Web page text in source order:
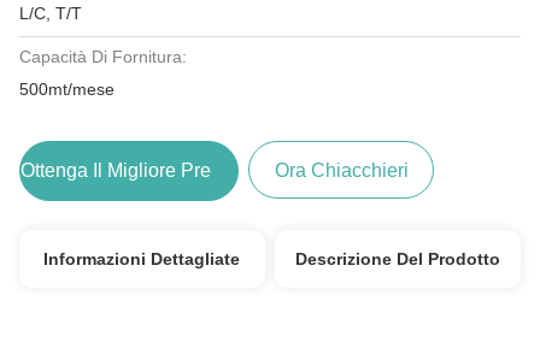
L/C, T/T
Capacità Di Fornitura:
500mt/mese
Ora Chiacchieri
Informazioni Dettagliate Descrizione Del Prodotto